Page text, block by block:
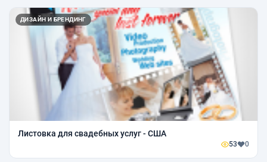
ДИЗАЙН И БРЕНДИНГ
Листовка для свадебных услуг - США
53 0